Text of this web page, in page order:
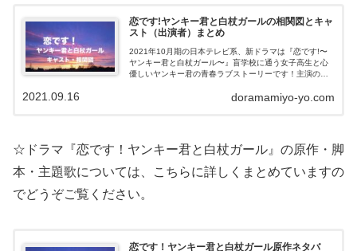
恋です!ヤンキー君と白杖ガールの相関図とキャ
スト（出演者）まとめ
2021年10月期の日本テレビ系、新ドラマは『恋です!〜
ヤンキー君と白杖ガール〜』盲学校に通う女子高生と心
優しいヤンキー君の青春ラブストーリーです！主演の杉
が勢ぞろいしますよ〜。記事では、ド...doramamiyo-yo.com
2021.09.16
☆ドラマ『恋です！ヤンキー君と白杖ガール』の原作・脚
本・主題歌については、こちらに詳しくまとめていますの
でどうぞご覧ください。
恋です！ヤンキー君と白杖ガール原作ネタバ